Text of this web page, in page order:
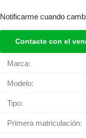
Notificarme cuando
Contacte con el
Marca:
Modelo:
Tipo:
Primera matriculación: